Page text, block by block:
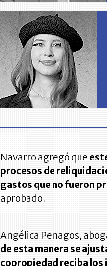
Navarro agregó que
procesos de
gastos que no fueron
aprobado.
Angélica Penagos,
de esta manera se
copropiedad reciba los